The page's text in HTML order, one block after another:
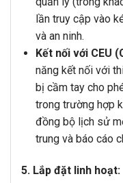
lần truy cập vào
và an ninh.
Kết nối với CEU
năng kết nối với
bị cầm tay cho
trong trường hợp
đồng bộ lịch sử
trung và báo cáo
5. Lắp đặt linh hoạt: